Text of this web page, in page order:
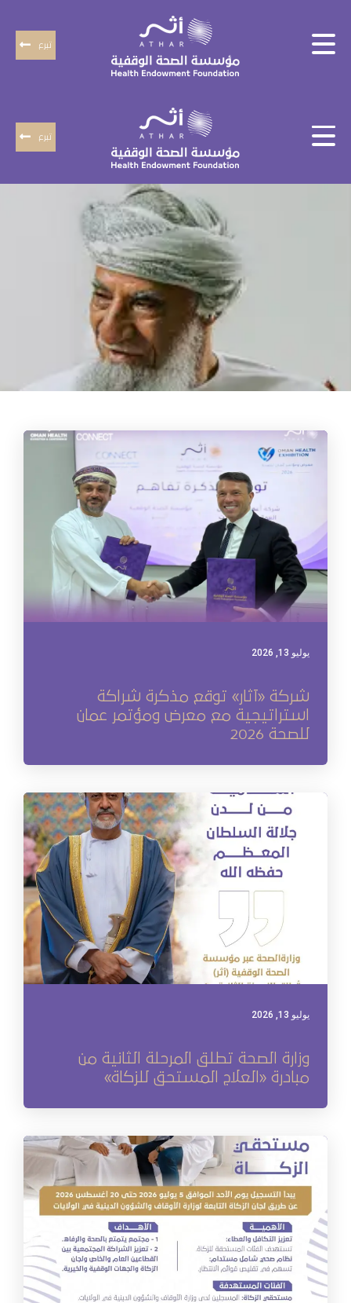
تبرع
تبرع
يوليو 13, 2026
شركة «آثار» توقع مذكرة شراكة
استراتيجية مع معرض ومؤتمر عمان
للصحة 2026
يوليو 13, 2026
وزارة الصحة تطلق المرحلة الثانية من
مبادرة «العلاج المستحق للزكاة»